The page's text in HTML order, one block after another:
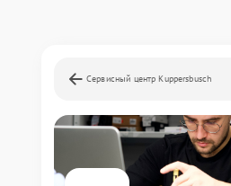
Сервисный центр Kuppersbusch